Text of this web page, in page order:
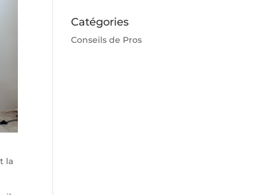
la
Catégories
Conseils de Pros